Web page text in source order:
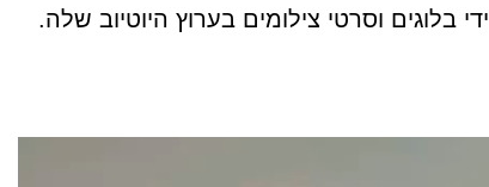
​​בלוגים וסרטי צילומים בערוץ היוטיוב שלה.